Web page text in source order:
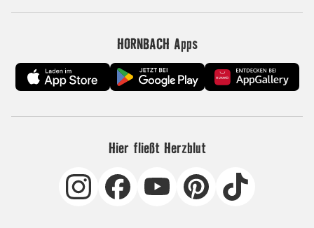
HORNBACH Apps
Hier fließt Herzblut